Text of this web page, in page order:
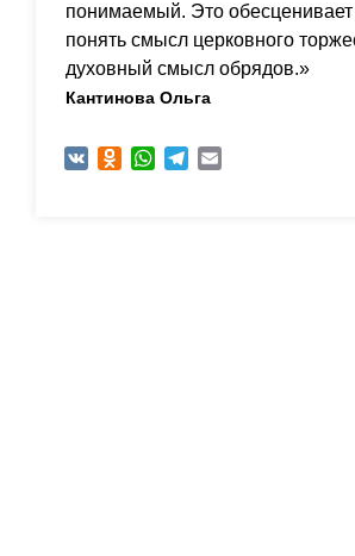
понимаемый. Это
понять смысл церковного
духовный смысл обрядов.»
Кантинова Ольга
VK Odnoklassniki
WhatsAppTelegram